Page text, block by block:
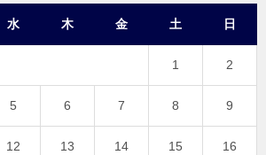
水 木 金 土 日
1 2
5 6 7 8 9
12 13 14 15 16